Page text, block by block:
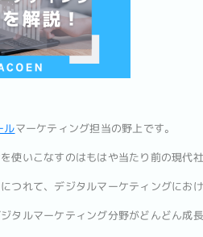
ルマーケティング担当の野上です。
使いこなすのはもはや当たり前の現代社
つれて、デジタルマーケティングにお
タルマーケティング分野がどんどん